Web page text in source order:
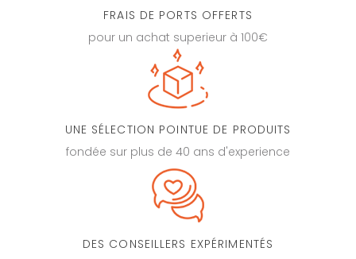
FRAIS DE PORTS OFFERTS
pour un achat superieur à 100€
UNE SÉLECTION POINTUE DE PRODUITS
fondée sur plus de 40 ans d'experience
DES CONSEILLERS EXPÉRIMENTÉS